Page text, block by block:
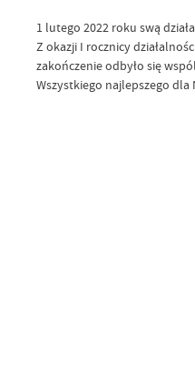
1 lutego 2022 roku swą
Z okazji I rocznicy
zakończenie odbyło się
Wszystkiego najlepszego dla